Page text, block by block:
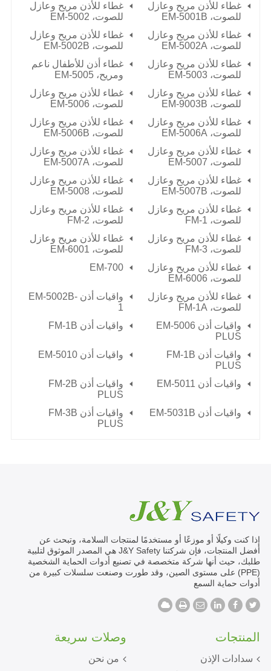
غطاء للأذن مريح وعازل
للصوت، EM-5001B
غطاء للأذن مريح وعازل
للصوت، EM-5002
غطاء للأذن مريح وعازل
للصوت، EM-5002A
غطاء للأذن مريح وعازل
للصوت، EM-5002B
غطاء للأذن مريح وعازل
للصوت، EM-5003
غطاء أذن للأطفال ناعم
ومريح، EM-5005
غطاء للأذن مريح وعازل
للصوت، EM-9003B
غطاء للأذن مريح وعازل
للصوت، EM-5006
غطاء للأذن مريح وعازل
للصوت، EM-5006A
غطاء للأذن مريح وعازل
للصوت، EM-5006B
غطاء للأذن مريح وعازل
للصوت، EM-5007
غطاء للأذن مريح وعازل
للصوت، EM-5007A
غطاء للأذن مريح وعازل
للصوت، EM-5007B
غطاء للأذن مريح وعازل
للصوت، EM-5008
غطاء للأذن مريح وعازل
للصوت، FM-1
غطاء للأذن مريح وعازل
للصوت، FM-2
غطاء للأذن مريح وعازل
للصوت، FM-3
غطاء للأذن مريح وعازل
للصوت، EM-6001
غطاء للأذن مريح وعازل
للصوت، EM-6006
EM-700
غطاء للأذن مريح وعازل
للصوت، FM-1A
واقيات أذن EM-5002B-
1
واقيات أذن EM-5006
PLUS
واقيات أذن FM-1B
واقيات أذن FM-1B
PLUS
واقيات أذن EM-5010
واقيات أذن EM-5011
واقيات أذن FM-2B
PLUS
واقيات أذن EM-5031B
واقيات أذن FM-3B
PLUS
إذا كنت وكيلًا أو موزعًا أو مستخدمًا لمنتجات السلامة، وتبحث عن
أفضل المنتجات، فإن شركتنا J&Y Safety هي المصدر الموثوق لتلبية
طلبك، حيث أنها شركة متخصصة في تصنيع أدوات الحماية الشخصية
(PPE) على مستوى الصين، وقد طورت وصنعت سلسلات كبيرة من
أدوات حماية السمع
وصلات سريعة
من نحن
المنتجات
سدادات الإذن